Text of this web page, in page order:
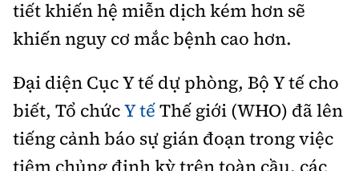
tiết khiến hệ miễn dịch kém hơn sẽ
khiến nguy cơ mắc bệnh cao hơn.
Đại diện Cục Y tế dự phòng, Bộ Y tế cho
biết, Tổ chứcY tếThế giới (WHO) đã lên
tiếng cảnh báo sự gián đoạn trong việc